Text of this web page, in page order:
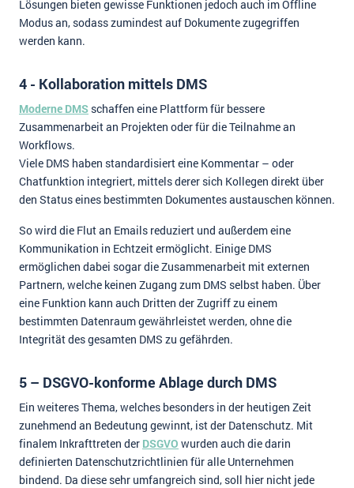
Lösungen bieten gewisse Funktionen jedoch auch im Offline
Modus an, sodass zumindest auf Dokumente zugegriffen
werden kann.
4 - Kollaboration mittels DMS
Moderne DMS schaffen eine Plattform für bessere
Zusammenarbeit an Projekten oder für die Teilnahme an
Workflows.
Viele DMS haben standardisiert eine Kommentar – oder
Chatfunktion integriert, mittels derer sich Kollegen direkt über
den Status eines bestimmten Dokumentes austauschen können.
So wird die Flut an Emails reduziert und außerdem eine
Kommunikation in Echtzeit ermöglicht. Einige DMS
ermöglichen dabei sogar die Zusammenarbeit mit externen
Partnern, welche keinen Zugang zum DMS selbst haben. Über
eine Funktion kann auch Dritten der Zugriff zu einem
bestimmten Datenraum gewährleistet werden, ohne die
Integrität des gesamten DMS zu gefährden.
5 – DSGVO-konforme Ablage durch DMS
Ein weiteres Thema, welches besonders in der heutigen Zeit
zunehmend an Bedeutung gewinnt, ist der Datenschutz. Mit
finalem Inkrafttreten der DSGVO wurden auch die darin
definierten Datenschutzrichtlinien für alle Unternehmen
bindend. Da diese sehr umfangreich sind, soll hier nicht jede